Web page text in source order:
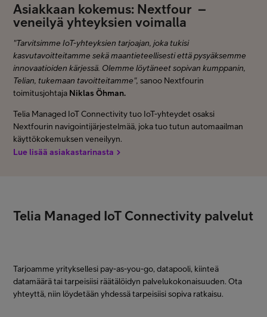
Asiakkaan kokemus: Nextfour –
veneilyä yhteyksien voimalla
"Tarvitsimme IoT-yhteyksien tarjoajan, joka tukisi
kasvutavoitteitamme sekä maantieteellisesti että pysyäksemme
innovaatioiden kärjessä. Olemme löytäneet sopivan kumppanin,
Telian, tukemaan tavoitteitamme", sanoo Nextfourin
toimitusjohtaja Niklas Öhman.
Telia Managed IoT Connectivity tuo IoT-yhteydet osaksi
Nextfourin navigointijärjestelmää, joka tuo tutun automaailman
käyttökokemuksen veneilyyn.
Lue lisää asiakastarinasta
Telia Managed IoT Connectivity palvelut
Tarjoamme yrityksellesi pay-as-you-go, datapooli, kiinteä
datamäärä tai tarpeisiisi räätälöidyn palvelukokonaisuuden. Ota
yhteyttä, niin löydetään yhdessä tarpeisiisi sopiva ratkaisu.